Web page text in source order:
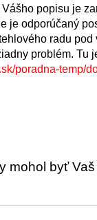
popisu je
je odporúčaný
radu
problém.
poradna-temp/
mohol byť